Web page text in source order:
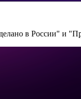
в России" и